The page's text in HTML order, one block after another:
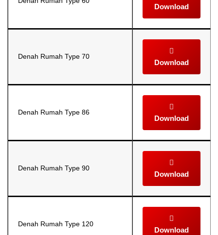
Download
Denah Rumah Type 70
Download
Denah Rumah Type 86
Download
Denah Rumah Type 90
Download
Denah Rumah Type 120
Download